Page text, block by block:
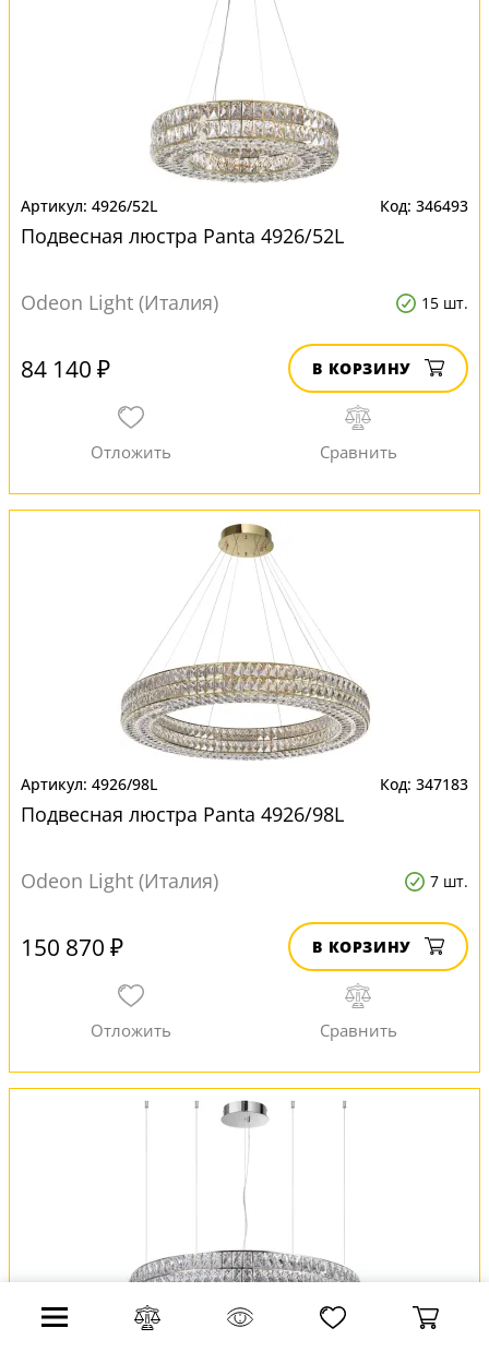
4926/52L 346493
Подвесная люстра Panta 4926/52L
Odeon Light (Италия) 15 шт.
84 140 ₽ В КОРЗИНУ
4926/98L 347183
Подвесная люстра Panta 4926/98L
Odeon Light (Италия) 7 шт.
150 870 ₽ В КОРЗИНУ